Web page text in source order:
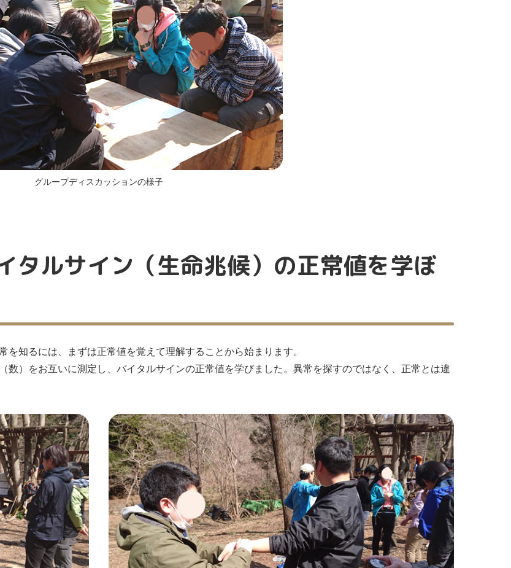
グループディスカッションの様子
タルサイン（生命兆候）の正常値を学ぼ
知るには、まずは正常値を覚えて理解することから始まります。
）をお互いに測定し、バイタルサインの正常値を学びました。異常を探すのではなく、正常とは違